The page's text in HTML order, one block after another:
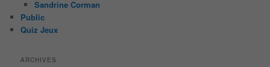
Sandrine Corman
Public
Quiz Jeux
ARCHIVES